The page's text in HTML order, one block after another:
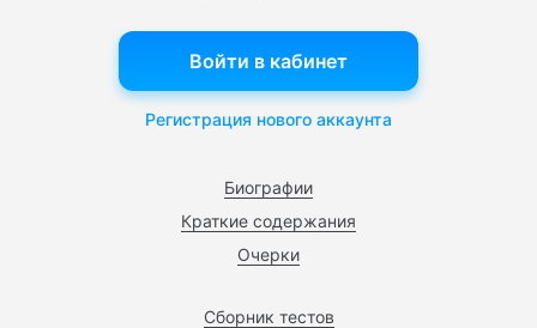
Биографии
Краткие содержания
Очерки
Сборник тестов
Войти в кабинет
Регистрация нового аккаунта